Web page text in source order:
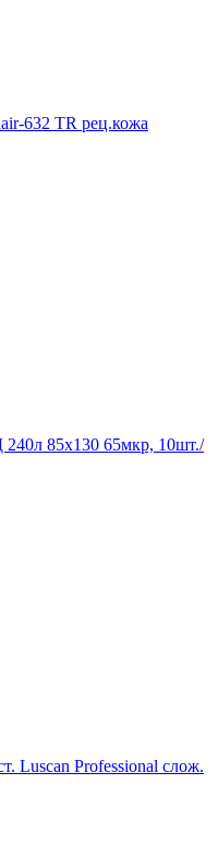
632 TR рец.кожа
85х130 65мкр, 10шт./
Luscan Professional слож.